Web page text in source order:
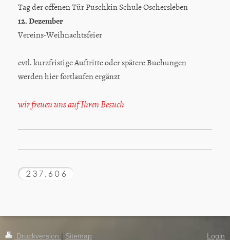
Tag der offenen Tür Puschkin Schule Oschersleben
12. Dezember
Vereins-Weihnachtsfeier
evtl. kurzfristige Auftritte oder spätere Buchungen
werden hier fortlaufen ergänzt
wir freuen uns auf Ihren Besuch
Druckversion | Sitemap Login